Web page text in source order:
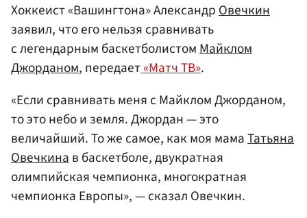
Хоккеист «Вашингтона» АлександрОвечкин
заявил, что его нельзя сравнивать
с легендарным баскетболистомМайклом
Джорданом, передает«Матч ТВ».
«Если сравнивать меня с Майклом Джорданом,
то это небо и земля. Джордан — это
величайший. То же самое, как моя мамаТатьяна
Овечкинав баскетболе, двукратная
олимпийская чемпионка, многократная
чемпионка Европы», — сказал Овечкин.